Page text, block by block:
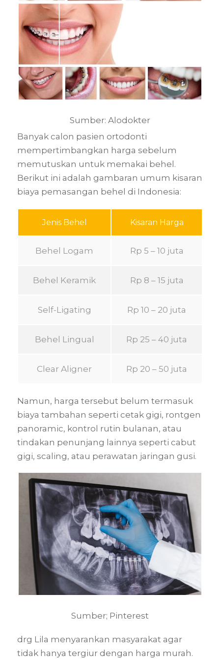
Sumber: Alodokter
Banyak calon pasien ortodonti
mempertimbangkan harga sebelum
memutuskan untuk memakai behel.
Berikut ini adalah gambaran umum kisaran
biaya pemasangan behel di Indonesia:
Jenis Behel Kisaran Harga
Behel Logam Rp 5 – 10 juta
Behel Keramik Rp 8 – 15 juta
Self-Ligating Rp 10 – 20 juta
Behel Lingual Rp 25 – 40 juta
Clear Aligner Rp 20 – 50 juta
Namun, harga tersebut belum termasuk
biaya tambahan seperti cetak gigi, rontgen
panoramic, kontrol rutin bulanan, atau
tindakan penunjang lainnya seperti cabut
gigi, scaling, atau perawatan jaringan gusi.
Sumber; Pinterest
drg Lila menyarankan masyarakat agar
tidak hanya tergiur dengan harga murah.